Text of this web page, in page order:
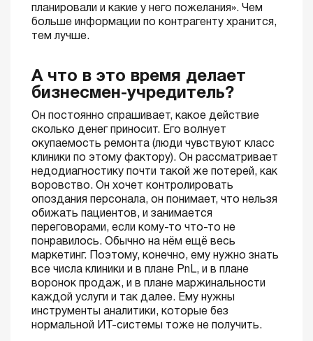
планировали и какие у него пожелания». Чем
больше информации по контрагенту хранится,
тем лучше.
А что в это время делает
бизнесмен-учредитель?
Он постоянно спрашивает, какое действие
сколько денег приносит. Его волнует
окупаемость ремонта (люди чувствуют класс
клиники по этому фактору). Он рассматривает
недодиагностику почти такой же потерей, как
воровство. Он хочет контролировать
опоздания персонала, он понимает, что нельзя
обижать пациентов, и занимается
переговорами, если кому-то что-то не
понравилось. Обычно на нём ещё весь
маркетинг. Поэтому, конечно, ему нужно знать
все числа клиники и в плане PnL, и в плане
воронок продаж, и в плане маржинальности
каждой услуги и так далее. Ему нужны
инструменты аналитики, которые без
нормальной ИТ-системы тоже не получить.